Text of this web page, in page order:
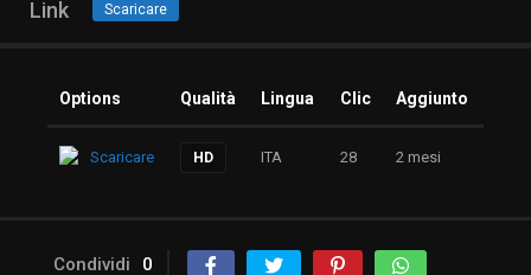
Link Scaricare
Options Qualità Lingua Clic Aggiunto
Scaricare HD ITA 28 2 mesi
Condividi 0